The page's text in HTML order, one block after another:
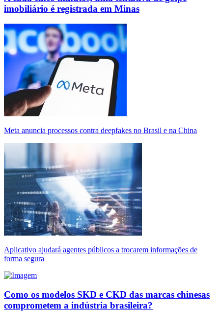
imobiliário é registrada em Minas
Meta anuncia processos contra deepfakes no Brasil e na China
Aplicativo ajudará agentes públicos a trocarem informações de
forma segura
Como os modelos SKD e CKD das marcas chinesas
comprometem a indústria brasileira?